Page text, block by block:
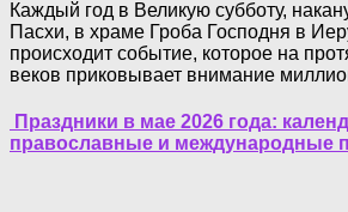
Каждый год в Великую субботу,
Пасхи, в храме Гроба Господня в
происходит событие, которое на
веков приковывает внимание
Праздники в мае 2026 года:
православные и международные